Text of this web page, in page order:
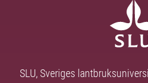
SLU, Sveriges